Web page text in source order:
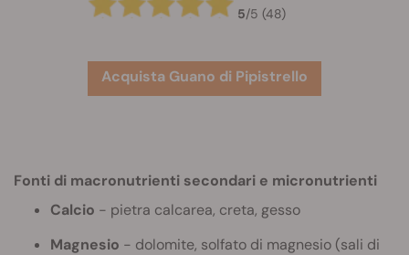
5/5 (48)
Acquista Guano di Pipistrello
Fonti di macronutrienti secondari e micronutrienti
Calcio - pietra calcarea, creta, gesso
Magnesio - dolomite, solfato di magnesio (sali di